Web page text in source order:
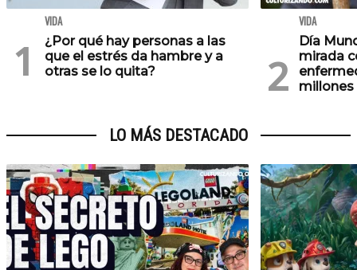
VIDA
¿Por qué hay personas a las
que el estrés da hambre y a
otras se lo quita?
VIDA
Día
mirada
millones
LO MÁS DESTACADO